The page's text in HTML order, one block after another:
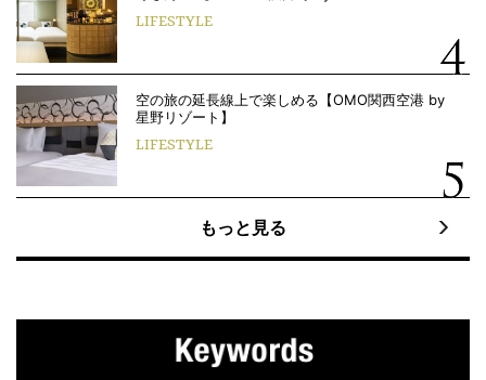
LIFESTYLE
空の旅の延長線上で楽しめる【OMO関西空港 by
星野リゾート】
LIFESTYLE
もっと見る